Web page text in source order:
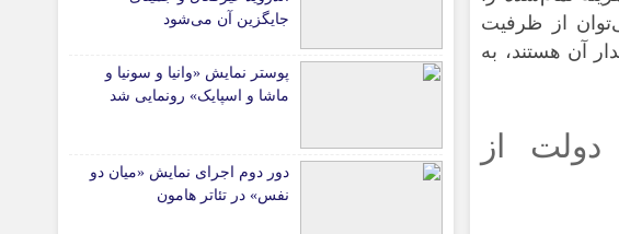
از ظرفیت
آن هستند، به
از
جایگزین آن می‌شود
پوستر نمایش «وانیا و سونیا و
ماشا و اسپایک» رونمایی شد
دور دوم اجرای نمایش «میان دو
نفس» در تئاتر هامون